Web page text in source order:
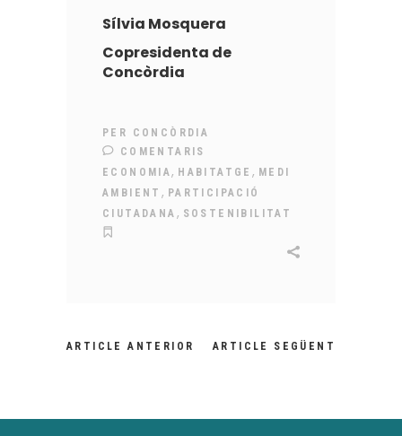
Sílvia Mosquera
Copresidenta de
Concòrdia
PER CONCÒRDIA
COMENTARIS
ECONOMIA, HABITATGE , MEDI
AMBIENT , PARTICIPACIÓ
CIUTADANA , SOSTENIBILITAT
ARTICLE ANTERIOR ARTICLE SEGÜENT